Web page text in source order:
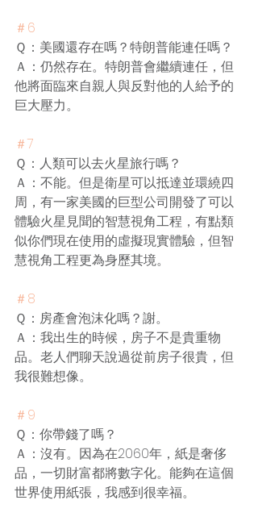
＃6
Ｑ：美國還存在嗎？特朗普能連任嗎？
Ａ：仍然存在。特朗普會繼續連任，但
他將面臨來自親人與反對他的人給予的
巨大壓力。
＃7
Ｑ：人類可以去火星旅行嗎？
Ａ：不能。但是衛星可以抵達並環繞四
周，有一家美國的巨型公司開發了可以
體驗火星見聞的智慧視角工程，有點類
似你們現在使用的虛擬現實體驗，但智
慧視角工程更為身歷其境。
＃8
Ｑ：房產會泡沫化嗎？謝。
Ａ：我出生的時候，房子不是貴重物
品。老人們聊天說過從前房子很貴，但
我很難想像。
＃9
Ｑ：你帶錢了嗎？
Ａ：沒有。因為在2060年，紙是奢侈
品，一切財富都將數字化。能夠在這個
世界使用紙張，我感到很幸福。